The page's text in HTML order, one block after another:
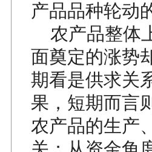
产品品种轮动
农产品整体
面奠定的涨势
期看是供求关
果，短期而言
农产品的生产